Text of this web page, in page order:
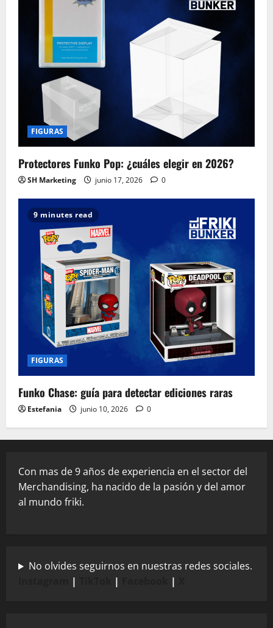
FIGURAS
Protectores Funko Pop: ¿cuáles elegir en 2026?
SH Marketing junio 17, 2026 0
9 minutes read
FIGURAS
Funko Chase: guía para detectar ediciones raras
Estefania junio 10, 2026 0
Con mas de 9 años de experiencia en el sector del
Merchandising, ha nacido de la pasión y del amor
al mundo friki.
No olvides seguirnos en nuestras redes sociales.
| | |